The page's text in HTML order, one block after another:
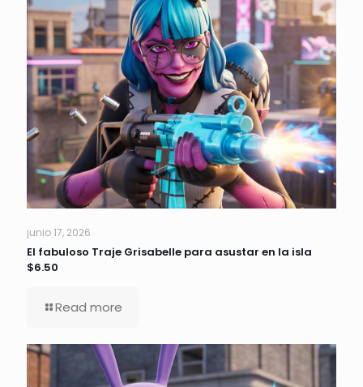
junio 17, 2026
El fabuloso Traje Grisabelle para asustar en la isla
$6.50
Read more